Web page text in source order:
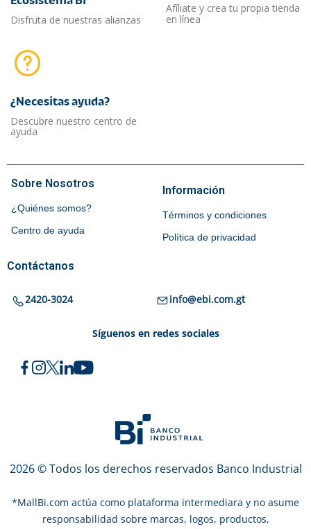
Disfruta de nuestras alianzas
Afíliate y crea tu propia tienda
en línea
¿Necesitas ayuda?​
Descubre nuestro centro de
ayuda
Sobre Nosotros
¿Quiénes somos?
Centro de ayuda
Información
Términos y condiciones
Política de privacidad
Contáctanos
2420-3024 info@ebi.com.gt
Síguenos en redes sociales
2026 © Todos los derechos reservados Banco Industrial
*MallBi.com actúa como plataforma intermediara y no asume
responsabilidad sobre marcas, logos, productos,